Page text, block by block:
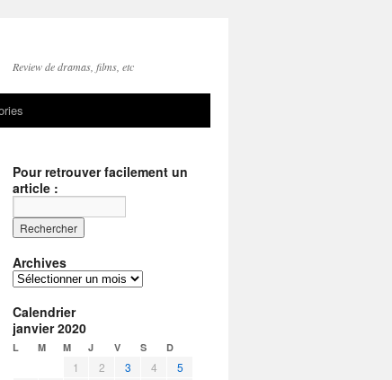
Review de dramas, films, etc
Pour retrouver facilement un
article :
Archives
Archives
Calendrier
janvier 2020
L M M J V S D
1 2 3 4
5